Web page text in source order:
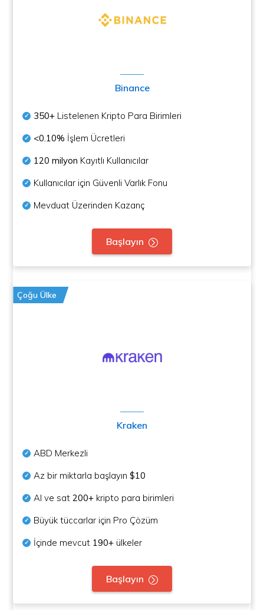
Binance
350+ Listelenen Kripto Para Birimleri
<0.10% İşlem Ücretleri
120 milyon Kayıtlı Kullanıcılar
Kullanıcılar için Güvenli Varlık Fonu
Mevduat Üzerinden Kazanç
Başlayın
Çoğu Ülke
Kraken
ABD Merkezli
Az bir miktarla başlayın$10
Al ve sat200+ kripto para birimleri
Büyük tüccarlar için Pro Çözüm
İçinde mevcut 190+ ülkeler
Başlayın